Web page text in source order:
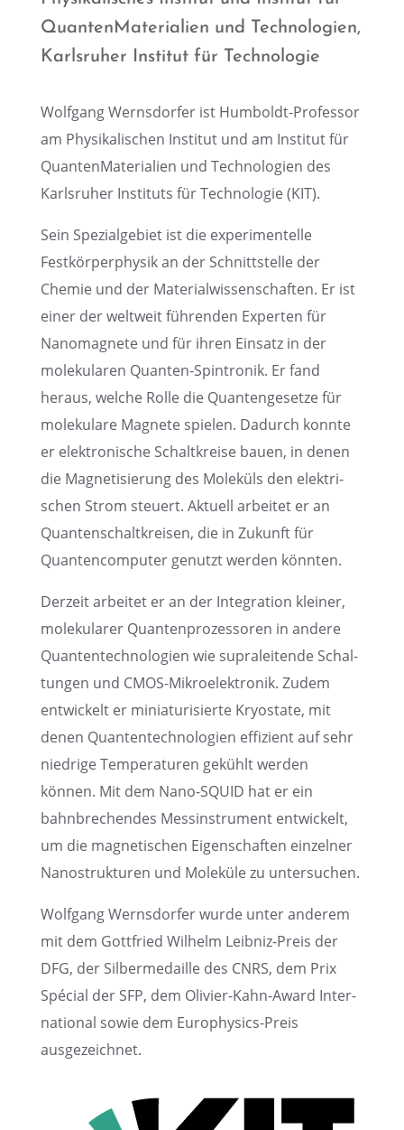
Quanten­Ma­te­ria­lien und Techno­lo­gien,
Karls­ru­her Insti­tut für Technologie
Wolfgang Werns­dor­fer ist Humboldt-Profes­sor
am Physi­ka­li­schen Insti­tut und am Insti­tut für
Quanten­Ma­te­ria­lien und Techno­lo­gien des
Karls­ru­her Insti­tuts für Techno­lo­gie (KIT).
Sein Spezi­al­ge­biet ist die experi­men­telle
Festkör­per­phy­sik an der Schnitt­stelle der
Chemie und der Materi­al­wis­sen­schaf­ten. Er ist
einer der weltweit führen­den Exper­ten für
Nanoma­gnete und für ihren Einsatz in der
moleku­la­ren Quanten-Spintro­nik. Er fand
heraus, welche Rolle die Quanten­ge­setze für
moleku­lare Magnete spielen. Dadurch konnte
er elektro­ni­sche Schalt­kreise bauen, in denen
die Magne­ti­sie­rung des Moleküls den elektri­
schen Strom steuert. Aktuell arbei­tet er an
Quanten­schalt­krei­sen, die in Zukunft für
Quanten­com­pu­ter genutzt werden könnten.
Derzeit arbei­tet er an der Integra­tion kleiner,
moleku­la­rer Quanten­pro­zes­so­ren in andere
Quanten­tech­no­lo­gien wie supra­lei­tende Schal­
tun­gen und CMOS-Mikro­elek­tro­nik. Zudem
entwi­ckelt er minia­tu­ri­sierte Kryostate, mit
denen Quanten­tech­no­lo­gien effizi­ent auf sehr
niedrige Tempe­ra­tu­ren gekühlt werden
können. Mit dem Nano-SQUID hat er ein
bahnbre­chen­des Messin­stru­ment entwi­ckelt,
um die magne­ti­schen Eigen­schaf­ten einzel­ner
Nanostruk­tu­ren und Moleküle zu untersuchen.
Wolfgang Werns­dor­fer wurde unter anderem
mit dem Gottfried Wilhelm Leibniz-Preis der
DFG, der Silber­me­daille des CNRS, dem Prix
Spécial der SFP, dem Olivier-Kahn-Award Inter­
na­tio­nal sowie dem Europhy­sics-Preis
ausgezeichnet.